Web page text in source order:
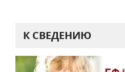
К СВЕДЕНИЮ